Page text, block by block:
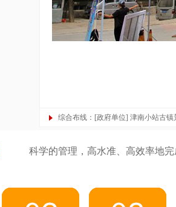
综合布线：[政府单位] 津南小站古镇
科学的管理，高水准、高效率地